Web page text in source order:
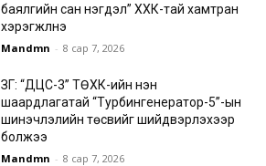
баялгийн сан нэгдэл” ХХК-тай хамтран
хэрэгжүүлнэ
Mandmn - 8 сар 7, 2026
ЗГ: “ДЦС-3” ТӨХК-ийн нэн
шаардлагатай “Турбингенератор-5”-ын
шинэчлэлийн төсвийг шийдвэрлэхээр
болжээ
Mandmn - 8 сар 7, 2026